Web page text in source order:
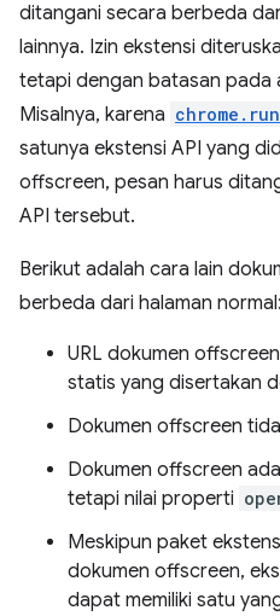
ditangani secara berbeda
lainnya. Izin ekstensi
tetapi dengan batasan pada
Misalnya, karena
satunya ekstensi API yang
offscreen, pesan harus
API tersebut.
Berikut adalah cara lain
berbeda dari halaman normal:
URL dokumen
statis yang disertakan
Dokumen offscreen
Dokumen offscreen
tetapi nilai properti
Meskipun paket
dokumen offscreen,
dapat memiliki satu